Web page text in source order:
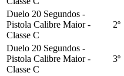
Duelo 20 Segundos -
Pistola Calibre Maior -
Classe C
2º
Duelo 20 Segundos -
Pistola Calibre Maior -
Classe C
3º